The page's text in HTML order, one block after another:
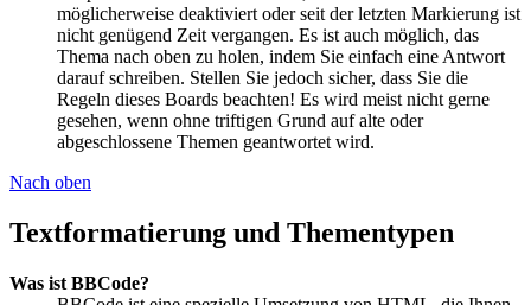
möglicherweise deaktiviert oder seit der letzten Markierung ist
nicht genügend Zeit vergangen. Es ist auch möglich, das
Thema nach oben zu holen, indem Sie einfach eine Antwort
darauf schreiben. Stellen Sie jedoch sicher, dass Sie die
Regeln dieses Boards beachten! Es wird meist nicht gerne
gesehen, wenn ohne triftigen Grund auf alte oder
abgeschlossene Themen geantwortet wird.
Nach oben
Textformatierung und Thementypen
Was ist BBCode?